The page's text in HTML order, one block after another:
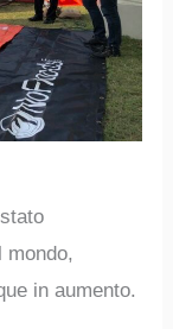
mondo,
in aumento.